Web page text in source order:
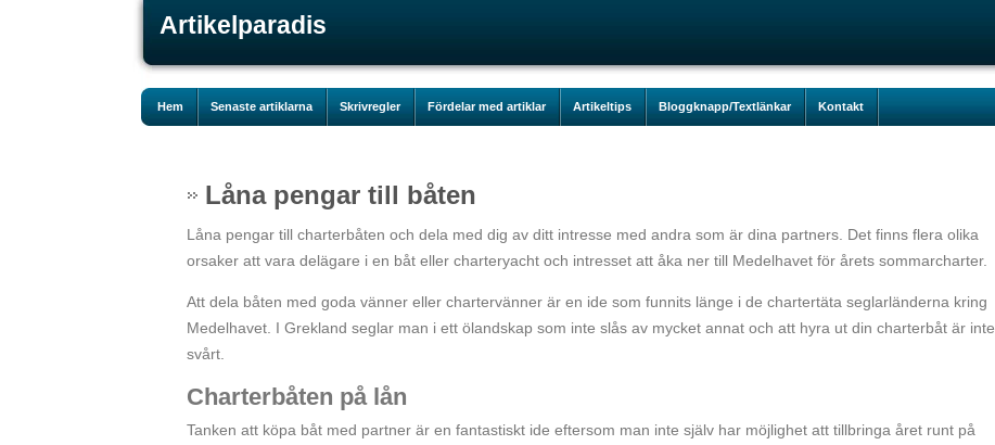
Artikelparadis
Hem Senaste artiklarna Skrivregler Fördelar med artiklar Artikeltips Bloggknapp/Textlänkar Kontakt
Låna pengar till båten
Låna pengar till charterbåten och dela med dig av ditt intresse med andra som är dina partners. Det finns flera olika
orsaker att vara delägare i en båt eller charteryacht och intresset att åka ner till Medelhavet för årets sommarcharter.
Att dela båten med goda vänner eller chartervänner är en ide som funnits länge i de chartertäta seglarländerna kring
Medelhavet. I Grekland seglar man i ett ölandskap som inte slås av mycket annat och att hyra ut din charterbåt är inte
svårt.
Charterbåten på lån
Tanken att köpa båt med partner är en fantastiskt ide eftersom man inte själv har möjlighet att tillbringa året runt på